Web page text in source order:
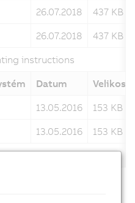
26.07.2018
437 KB
26.07.2018
437 KB
instructions
Datum
Velikost
13.05.2016
153 KB
13.05.2016
153 KB
instructions